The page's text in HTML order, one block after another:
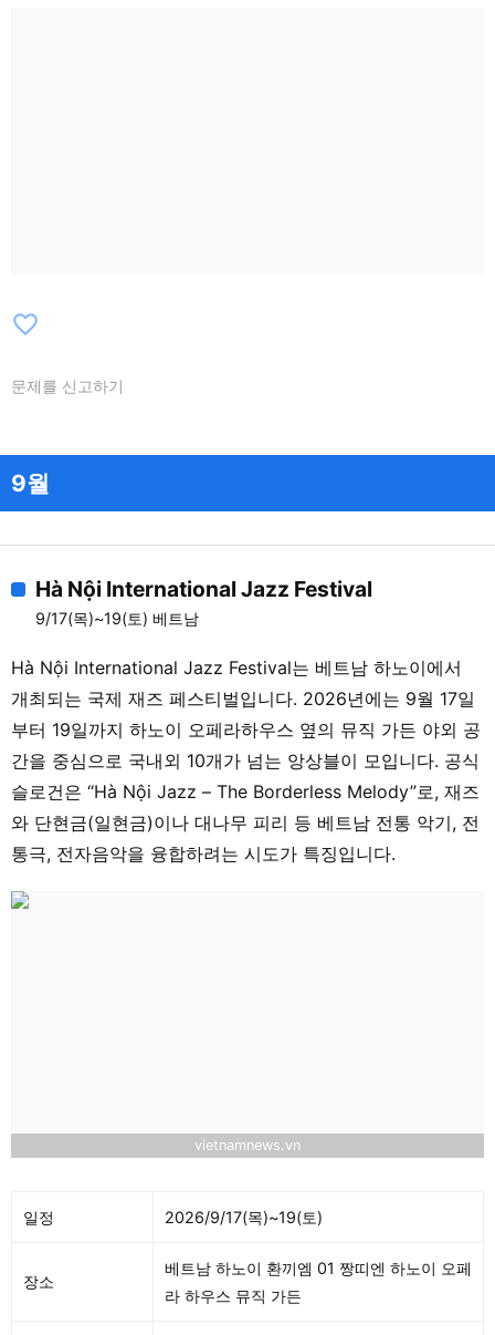
favorite_border
문제를 신고하기
9월
Hà Nội International Jazz Festival
9/17(목)~19(토) 베트남
Hà Nội International Jazz Festival는 베트남 하노이에서
개최되는 국제 재즈 페스티벌입니다. 2026년에는 9월 17일
부터 19일까지 하노이 오페라하우스 옆의 뮤직 가든 야외 공
간을 중심으로 국내외 10개가 넘는 앙상블이 모입니다. 공식
슬로건은 “Hà Nội Jazz – The Borderless Melody”로, 재즈
와 단현금(일현금)이나 대나무 피리 등 베트남 전통 악기, 전
통극, 전자음악을 융합하려는 시도가 특징입니다.
vietnamnews.vn
일정 2026/9/17(목)~19(토)
장소
베트남 하노이 환끼엠 01 짱띠엔 하노이 오페
라 하우스 뮤직 가든